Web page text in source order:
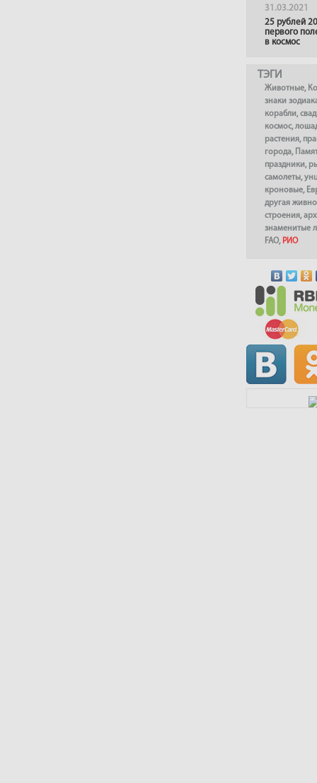
31.03.2021
25 рублей
первого
в космос
ТЭГИ
Животные,
знаки
корабли,
космос,
растения,
города,
праздники,
самолеты,
кроновые,
другая
строения,
знаменитые
FAO, РИО